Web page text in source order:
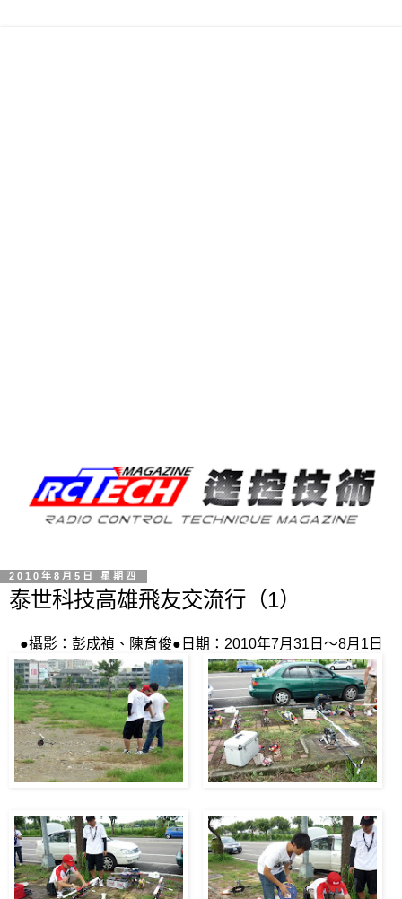
2010年8月5日 星期四
泰世科技高雄飛友交流行（1）
●攝影：彭成禎、陳育俊●日期：2010年7月31日～8月1日